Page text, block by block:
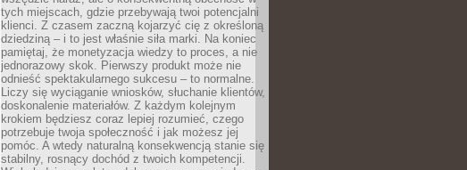
tych miejscach, gdzie przebywają twoi potencjalni
klienci. Z czasem zaczną kojarzyć cię z określoną
dziedziną – i to jest właśnie siła marki. Na koniec
pamiętaj, że monetyzacja wiedzy to proces, a nie
jednorazowy skok. Pierwszy produkt może nie
odnieść spektakularnego sukcesu – to normalne.
Liczy się wyciąganie wniosków, słuchanie klientów,
doskonalenie materiałów. Z każdym kolejnym
krokiem będziesz coraz lepiej rozumieć, czego
potrzebuje twoja społeczność i jak możesz jej
pomóc. A wtedy naturalną konsekwencją stanie się
stabilny, rosnący dochód z twoich kompetencji.